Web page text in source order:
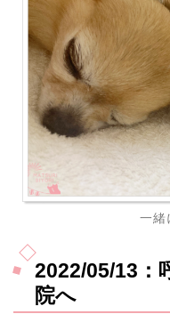
一緒
2022/05/13：
院へ